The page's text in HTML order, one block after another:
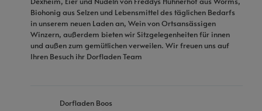
Biohonig aus Selzen und Lebensmittel des täglichen Bedarfs
in unserem neuen Laden an, Wein von Ortsansässigen
Winzern, außerdem bieten wir Sitzgelegenheiten für innen
und außen zum gemütlichen verweilen. Wir freuen uns auf
Ihren Besuch ihr Dorfladen Team
Dorfladen Boos